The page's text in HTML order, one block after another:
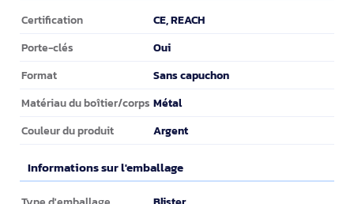
Design
Certification CE, REACH
Porte-clés Oui
Format Sans capuchon
Matériau du boîtier/corps Métal
Couleur du produit Argent
Informations sur l'emballage
Informations sur l'emballage